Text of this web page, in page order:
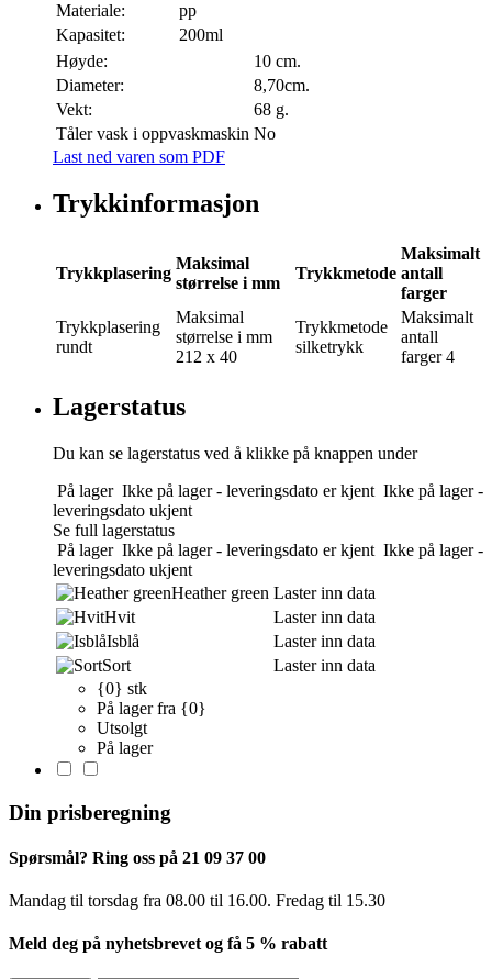
Materiale:
pp
Kapasitet:
200ml
Høyde:
10 cm.
Diameter:
8,70cm.
Vekt:
68 g.
Tåler vask i oppvaskmaskin No
Last ned varen som PDF
Trykkinformasjon
Trykkplasering
Maksimal
størrelse i mm
Trykkmetode
Maksimalt
antall
farger
Trykkplasering
rundt
Maksimal
størrelse i mm
212 x 40
Trykkmetode
silketrykk
Maksimalt
antall
farger 4
Lagerstatus
Du kan se lagerstatus ved å klikke på knappen under
På lager Ikke på lager - leveringsdato er kjent Ikke på lager -
leveringsdato ukjent
Se full lagerstatus
På lager Ikke på lager - leveringsdato er kjent Ikke på lager -
leveringsdato ukjent
Heather green Laster inn data
Hvit
Laster inn data
Isblå
Laster inn data
Sort
Laster inn data
{0} stk
På lager fra {0}
Utsolgt
På lager
Din prisberegning
Spørsmål? Ring oss på 21 09 37 00
Mandag til torsdag ​​fra 08.00 til 16.00. Fredag til 15.30
Meld deg på nyhetsbrevet og få 5 % rabatt